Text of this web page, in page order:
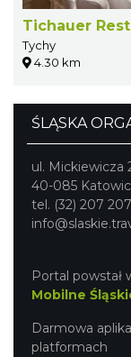
Tichauer
Tychy
4.30 km
ŚLĄSKA
ul. Mickiewicza
40-085
tel. (32) 207 207
Portal powstał
Mobilne
Darmowa
platformach